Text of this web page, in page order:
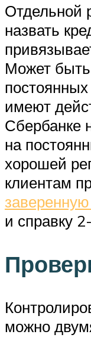
Отдельной
назвать
Может
имеют
Сбербанке
на
хорошей
клиентам
и справку
можно